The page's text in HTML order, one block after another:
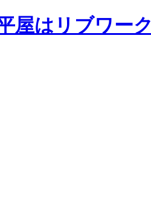
屋はリブワーク